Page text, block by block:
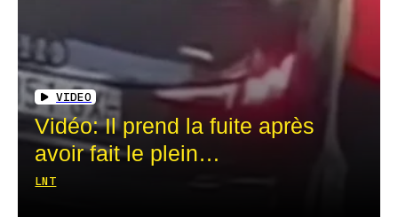
VIDEO
Vidéo: Il prend la fuite après
avoir fait le plein…
LNT